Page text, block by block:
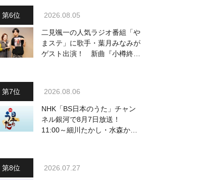
2026.08.05
二見颯一の人気ラジオ番組「や
まステ」に歌手・葉月みなみが
ゲスト出演！ 新曲『小樽終着
2026.08.06
NHK「BS日本のうた」チャン
ネル銀河で8月7日放送！
11:00～細川たかし・水森かお
2026.07.27